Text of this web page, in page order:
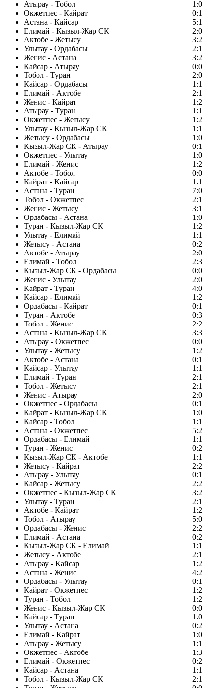
Атырау - Тобол
1:0
Окжетпес - Кайрат
0:1
Астана - Кайсар
5:1
Елимай - Кызыл-Жар СК
2:0
Актобе - Жетысу
3:2
Улытау - Ордабасы
2:1
Женис - Астана
3:2
Кайсар - Атырау
0:0
Тобол - Туран
2:0
Кайсар - Ордабасы
1:1
Елимай - Актобе
2:1
Женис - Кайрат
1:2
Атырау - Туран
1:1
Окжетпес - Жетысу
1:2
Улытау - Кызыл-Жар СК
1:1
Жетысу - Ордабасы
1:0
Кызыл-Жар СК - Атырау
0:1
Окжетпес - Улытау
1:0
Елимай - Женис
1:2
Актобе - Тобол
0:0
Кайрат - Кайсар
1:1
Астана - Туран
7:0
Тобол - Окжетпес
2:1
Женис - Жетысу
3:1
Ордабасы - Астана
1:0
Туран - Кызыл-Жар СК
1:2
Улытау - Елимай
1:1
Жетысу - Астана
0:2
Актобе - Атырау
2:0
Елимай - Тобол
2:3
Кызыл-Жар СК - Ордабасы
0:0
Женис - Улытау
2:0
Кайрат - Туран
4:0
Кайсар - Елимай
1:2
Ордабасы - Кайрат
0:1
Туран - Актобе
0:3
Тобол - Женис
2:2
Астана - Кызыл-Жар СК
3:3
Атырау - Окжетпес
0:0
Улытау - Жетысу
1:2
Актобе - Астана
0:1
Кайсар - Улытау
1:1
Елимай - Туран
2:1
Тобол - Жетысу
2:1
Женис - Атырау
2:0
Окжетпес - Ордабасы
0:1
Кайрат - Кызыл-Жар СК
1:0
Кайсар - Тобол
1:1
Астана - Окжетпес
5:2
Ордабасы - Елимай
1:1
Туран - Женис
0:2
Кызыл-Жар СК - Актобе
1:1
Жетысу - Кайрат
2:2
Атырау - Улытау
0:1
Кайсар - Жетысу
2:2
Окжетпес - Кызыл-Жар СК
3:2
Улытау - Туран
2:1
Актобе - Кайрат
1:2
Тобол - Атырау
5:0
Ордабасы - Женис
2:2
Елимай - Астана
0:2
Кызыл-Жар СК - Елимай
1:1
Жетысу - Актобе
2:1
Атырау - Кайсар
1:2
Астана - Женис
4:2
Ордабасы - Улытау
0:1
Кайрат - Окжетпес
1:2
Туран - Тобол
1:2
Женис - Кызыл-Жар СК
0:0
Кайсар - Туран
1:0
Улытау - Астана
0:2
Елимай - Кайрат
1:0
Атырау - Жетысу
1:1
Окжетпес - Актобе
1:3
Елимай - Окжетпес
0:2
Кайсар - Астана
1:1
Тобол - Кызыл-Жар СК
2:1